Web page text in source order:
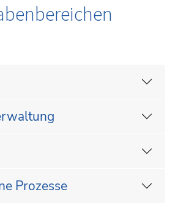
Prozesse